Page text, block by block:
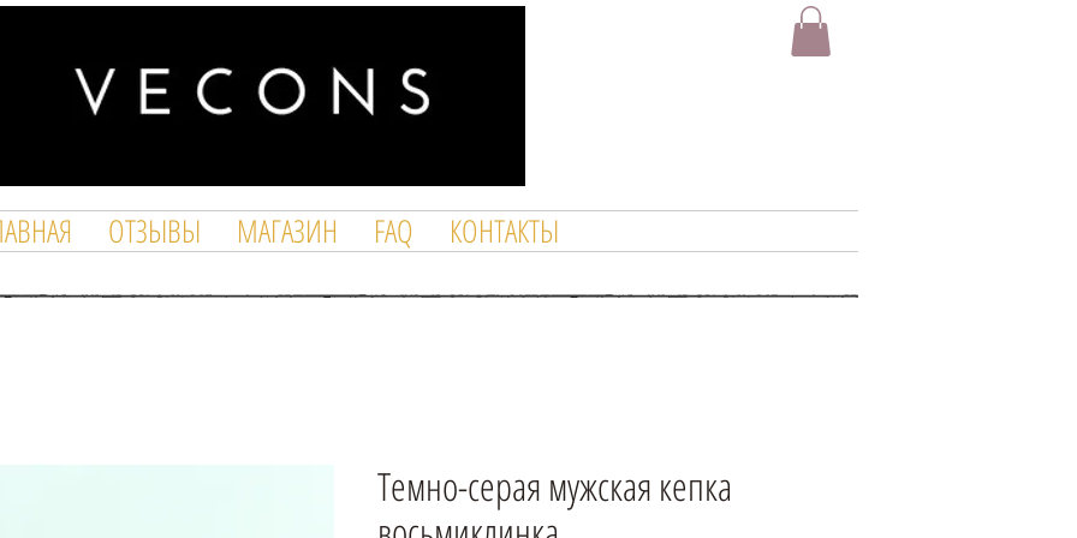
ОТЗЫВЫ МАГАЗИН FAQ КОНТАКТЫ
Темно-серая мужская кепка